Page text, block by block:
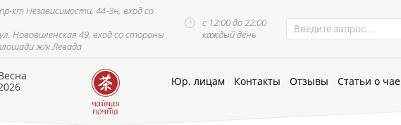
кт Независимости, 44-3н, вход со
Нововиленская 49, вход со стороны
ж/к Левада
с 12:00 до 22:00
каждый день
Юр. лицам Контакты Отзывы Статьи о чае